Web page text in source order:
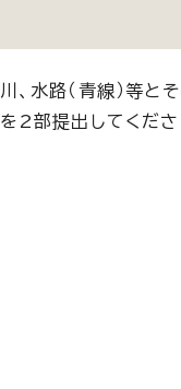
水路（青線）等と
2部提出してくださ